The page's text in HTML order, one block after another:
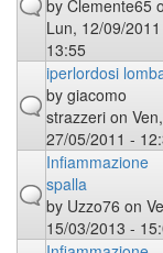
by Clemente65
Lun, 12/09/
13:55
iperlordosi
by giacomo
strazzeri on Ven,
27/05/2011 -
Infiammazione
spalla
by Uzzo76 on
15/03/2013 -